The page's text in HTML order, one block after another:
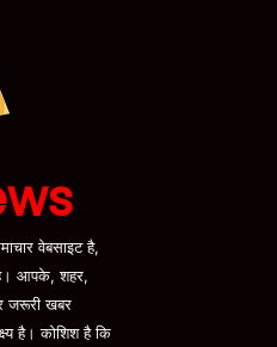
वेबसाइट है,
आपके, शहर,
जरूरी खबर
है। कोशिश है कि